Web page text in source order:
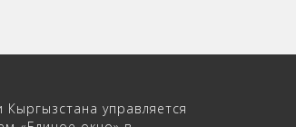
управляется